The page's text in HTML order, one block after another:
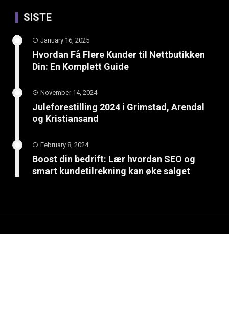
SISTE
January 16, 2025
Hvordan Få Flere Kunder til Nettbutikken
Din: En Komplett Guide
November 14, 2024
Juleforestilling 2024 i Grimstad, Arendal
og Kristiansand
February 8, 2024
Boost din bedrift: Lær hvordan SEO og
smart kundetilrekning kan øke salget